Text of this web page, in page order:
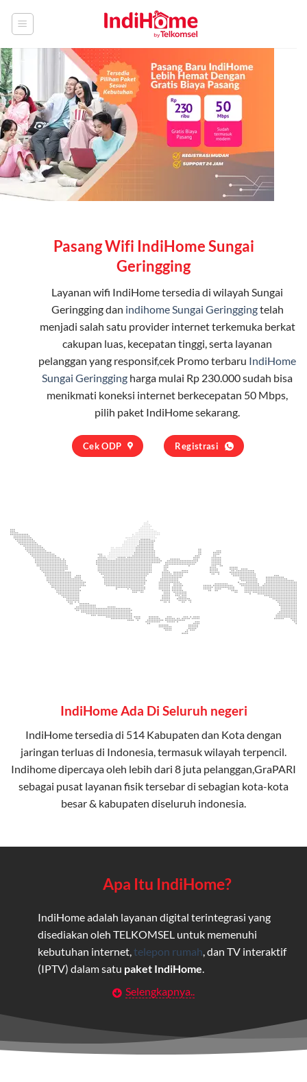
Pasang Wifi IndiHome Sungai
Geringging
Layanan wifi IndiHometersedia di wilayah Sungai
Geringging dan indihome Sungai Geringgingtelah
menjadi salah satu provider internet terkemuka berkat
cakupan luas, kecepatan tinggi, serta layanan
pelanggan yang responsif,cek Promo terbaru IndiHome
Sungai Geringging harga mulai Rp 230.000 sudah bisa
menikmati koneksi internet berkecepatan 50 Mbps,
pilih paket IndiHomesekarang.
Cek ODP Registrasi
IndiHome Ada Di Seluruh negeri
IndiHome tersedia di 514 Kabupaten dan Kota dengan
jaringan terluas di Indonesia, termasuk wilayah terpencil.
Indihome dipercaya oleh lebih dari 8 juta pelanggan,GraPARI
sebagai pusat layanan fisik tersebar di sebagian kota-kota
besar & kabupaten diseluruh indonesia.
Apa Itu IndiHome?
IndiHome adalah layanan digital terintegrasi yang
disediakan oleh TELKOMSEL untuk memenuhi
kebutuhan internet, telepon rumah , dan TV interaktif
(IPTV) dalam satu paket IndiHome
Layanan Wifi Indihome ini dirancang untuk
maupun individu yang membutuhkan konektivitas dan
hiburan berkualitas tinggi.
Selengkapnya..